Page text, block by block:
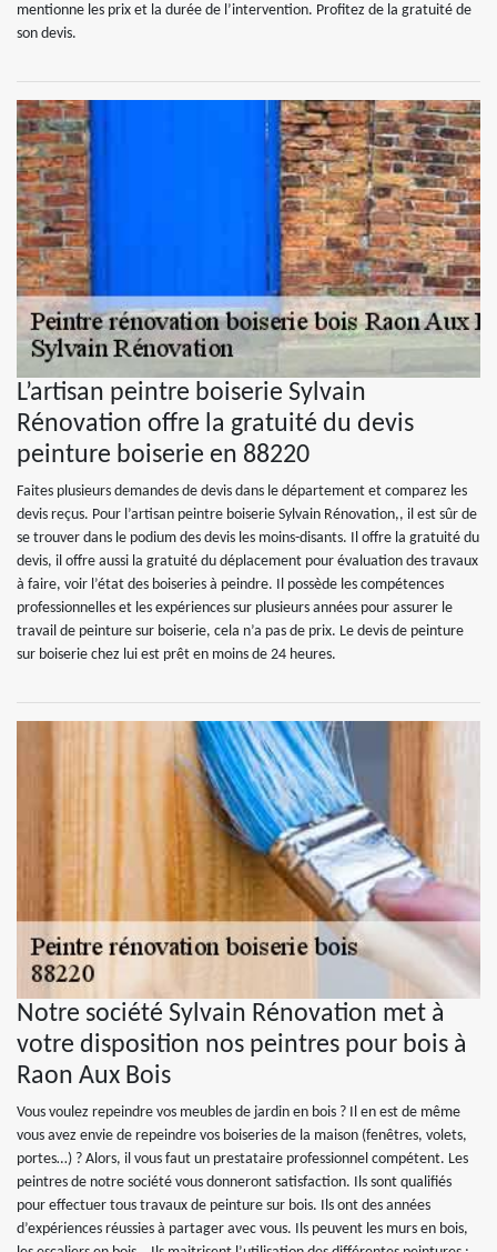
mentionne les prix et la durée de l’intervention. Profitez de la gratuité de
son devis.
L’artisan peintre boiserie Sylvain
Rénovation offre la gratuité du devis
peinture boiserie en 88220
Faites plusieurs demandes de devis dans le département et comparez les
devis reçus. Pour l’artisan peintre boiserie Sylvain Rénovation,, il est sûr de
se trouver dans le podium des devis les moins-disants. Il offre la gratuité du
devis, il offre aussi la gratuité du déplacement pour évaluation des travaux
à faire, voir l’état des boiseries à peindre. Il possède les compétences
professionnelles et les expériences sur plusieurs années pour assurer le
travail de peinture sur boiserie, cela n’a pas de prix. Le devis de peinture
sur boiserie chez lui est prêt en moins de 24 heures.
Notre société Sylvain Rénovation met à
votre disposition nos peintres pour bois à
Raon Aux Bois
Vous voulez repeindre vos meubles de jardin en bois ? Il en est de même
vous avez envie de repeindre vos boiseries de la maison (fenêtres, volets,
portes…) ? Alors, il vous faut un prestataire professionnel compétent. Les
peintres de notre société vous donneront satisfaction. Ils sont qualifiés
pour effectuer tous travaux de peinture sur bois. Ils ont des années
d’expériences réussies à partager avec vous. Ils peuvent les murs en bois,